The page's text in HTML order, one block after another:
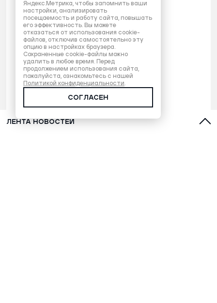
ЛЕНТА НОВОСТЕЙ
Яндекс.Метрика, чтобы запомнить ваши
настройки, анализировать
посещаемость и работу сайта, повышать
его эффективность. Вы можете
отказаться от использования cookie-
файлов, отключив самостоятельно эту
опцию в настройках браузера.
Сохраненные cookie-файлы можно
удалить в любое время. Перед
продолжением использования сайта,
пожалуйста, ознакомьтесь с нашей
Политикой конфиденциальности.
СОГЛАСЕН